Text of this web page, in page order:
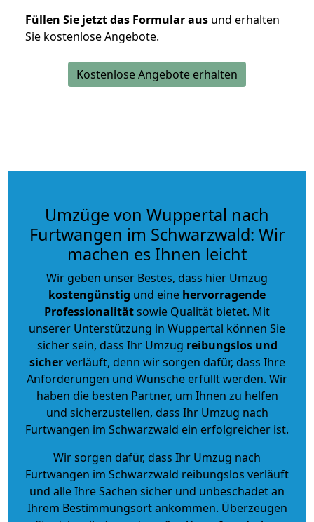
Füllen Sie jetzt das Formular aus und erhalten
Sie kostenlose Angebote.
Kostenlose Angebote erhalten
Umzüge von Wuppertal nach
Furtwangen im Schwarzwald: Wir
machen es Ihnen leicht
Wir geben unser Bestes, dass hier Umzug
kostengünstig und eine hervorragende
Professionalitätsowie Qualität bietet. Mit
unserer Unterstützung in Wuppertal können Sie
sicher sein, dass Ihr Umzug reibungslos und
sicherverläuft, denn wir sorgen dafür, dass Ihre
Anforderungen und Wünsche erfüllt werden. Wir
haben die besten Partner, um Ihnen zu helfen
und sicherzustellen, dass Ihr Umzug nach
Furtwangen im Schwarzwald ein erfolgreicher ist.
Wir sorgen dafür, dass Ihr Umzug nach
Furtwangen im Schwarzwald reibungslos verläuft
und alle Ihre Sachen sicher und unbeschadet an
Ihrem Bestimmungsort ankommen. Überzeugen